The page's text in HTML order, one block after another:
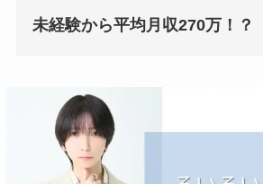
未経験から平均月収270万！？